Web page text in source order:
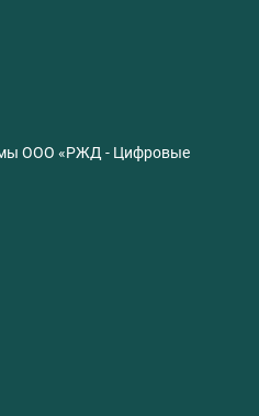
ООО «РЖД - Цифровые